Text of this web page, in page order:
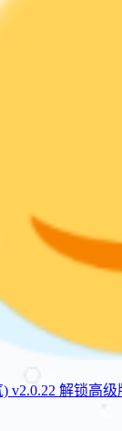
) v2.0.22 解锁高级